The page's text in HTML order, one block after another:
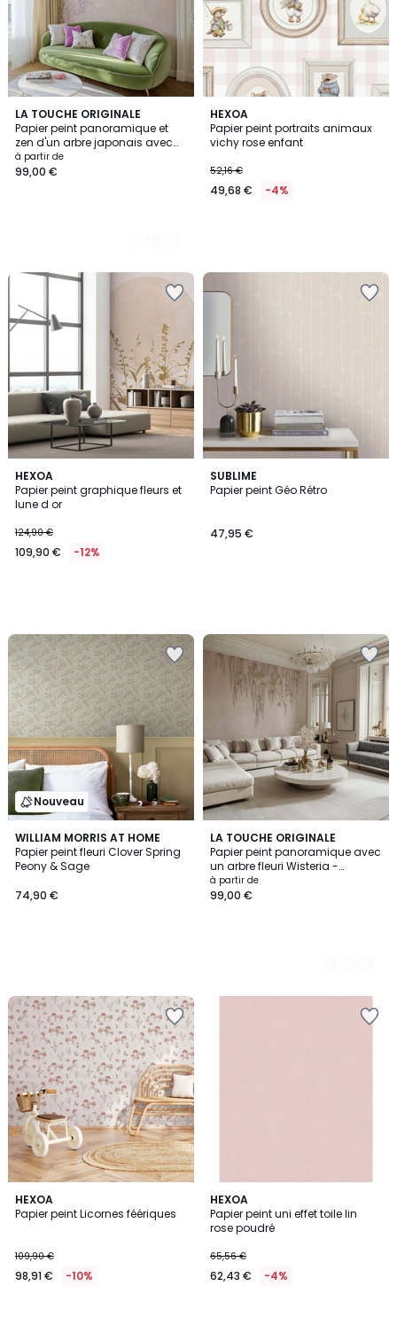
LA TOUCHE ORIGINALE
Papier peint panoramique et
zen d'un arbre japonais avec
fleurs - 85x260 cm (l x h)
à partir de
99,00 €
3
Couleurs
HEXOA
Papier peint portraits animaux
vichy rose enfant
52,16 €
49,68 € -4%
HEXOA
Papier peint graphique fleurs et
lune d or
124,90 €
109,90 € -12%
SUBLIME
Papier peint Géo Rétro
47,95 €
Nouveau
WILLIAM MORRIS AT HOME
Papier peint fleuri Clover Spring
Peony & Sage
74,90 €
LA TOUCHE ORIGINALE
Papier peint panoramique avec
un arbre fleuri Wisteria -
255x260 cm (l x h)
à partir de
99,00 €
3
Couleurs
HEXOA
Papier peint Licornes féériques
109,90 €
98,91 € -10%
HEXOA
Papier peint uni effet toile lin
rose poudré
65,56 €
62,43 € -4%